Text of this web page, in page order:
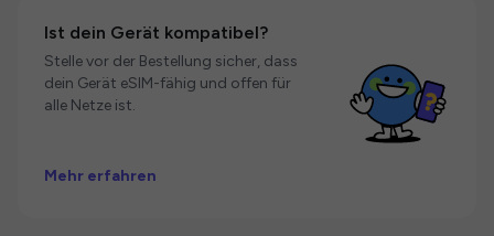
Ist dein Gerät kompatibel?
Stelle vor der Bestellung sicher, dass
dein Gerät eSIM-fähig und offen für
alle Netze ist.
Mehr erfahren